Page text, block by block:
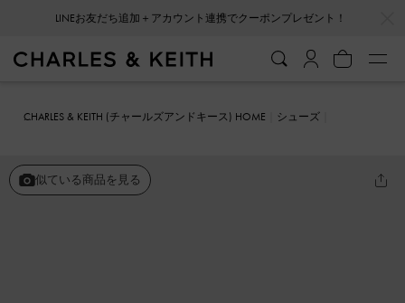
会員登録＋ニュースレター登録で10%OFFクーポンプレゼント！
CHARLES & KEITH (チャールズアンドキース) HOME
シューズ
似ている商品を見る